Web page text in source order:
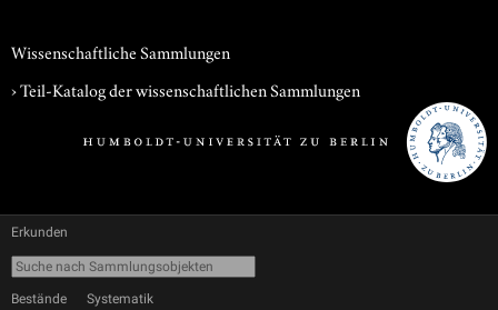
Wissenschaftliche Sammlungen
› Teil-Katalog der wissenschaftlichen Sammlungen
Erkunden
Bestände Systematik